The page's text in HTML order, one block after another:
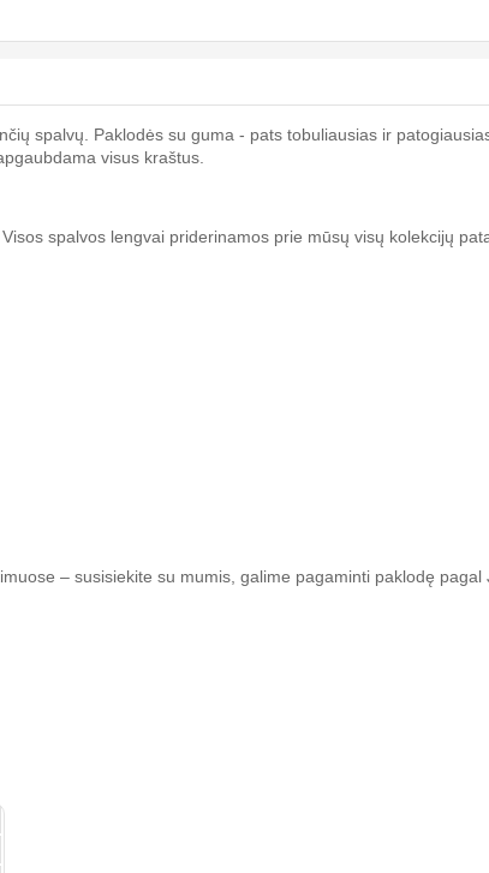
spalvų. Paklodės su guma - pats tobuliausias ir
visus kraštus.
spalvos lengvai priderinamos prie mūsų visų kolekcijų
– susisiekite su mumis, galime pagaminti paklodę